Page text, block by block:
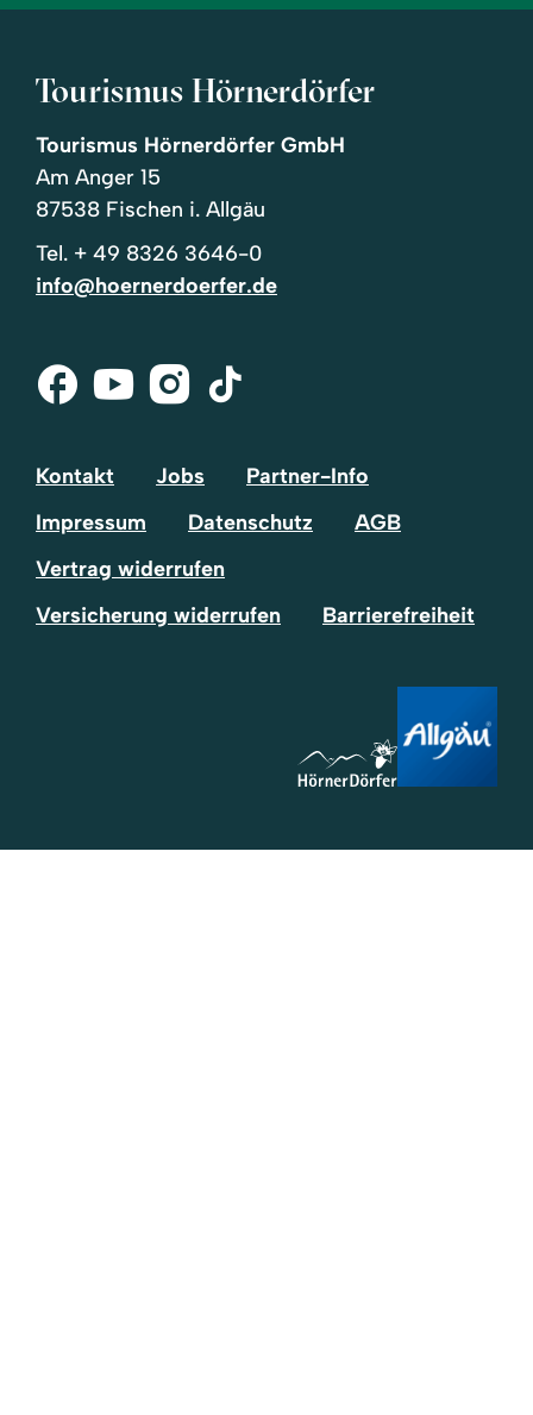
Tourismus Hörnerdörfer
Tourismus Hörnerdörfer GmbH
Am Anger 15
87538 Fischen i. Allgäu
Tel. + 49 8326 3646-0
info@hoernerdoerfer.de
Facebook
Youtube
Instagram
Tik-
Kontakt Jobs
Partner-Info
Impressum
Datenschutz
AGB
Vertrag widerrufen
Versicherung widerrufen
Barrierefreiheit